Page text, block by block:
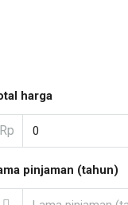
harga
Rp
pinjaman (tahun)